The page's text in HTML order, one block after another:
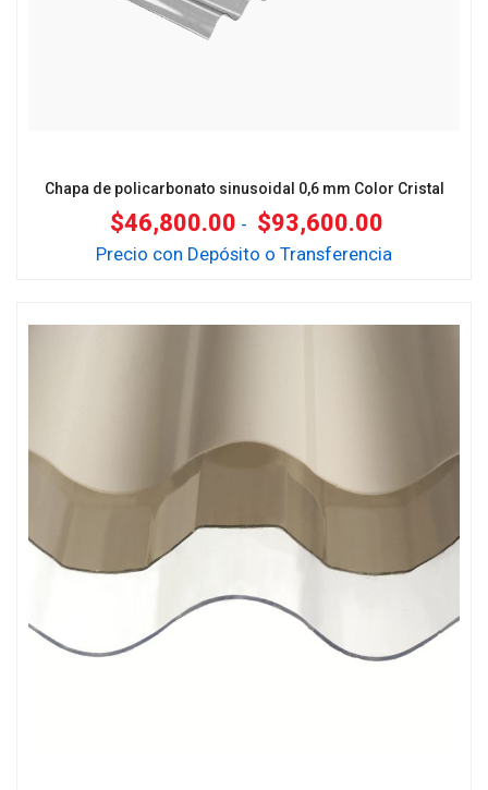
Chapa de policarbonato sinusoidal 0,6 mm Color Cristal
$46,800.00 - $93,600.00
Precio con Depósito o Transferencia